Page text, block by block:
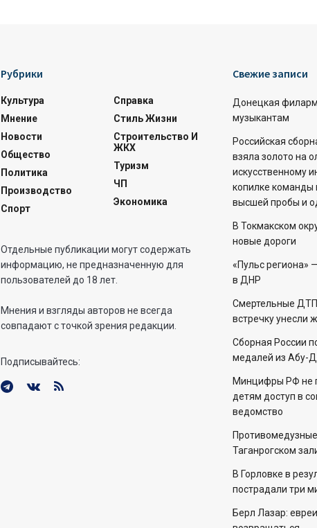
Рубрики
Культура
Мнение
Новости
Общество
Политика
Производство
Спорт
Справка
Стиль Жизни
Строительство И
ЖКХ
Туризм
ЧП
Экономика
Отдельные публикации могут содержать
информацию, не предназначенную для
пользователей до 18 лет.
Мнения и взгляды авторов не всегда
совпадают с точкой зрения редакции.
Подписывайтесь:
Свежие записи
Донецкая
музыкантам
Российская
взяла золото на
искусственному
копилке команды
высшей пробы и
В Токмакском
новые дороги
«Пульс региона»
в ДНР
Смертельные
встречку унесли
Сборная России
медалей из Абу-
Минцифры РФ не
детям доступ в
ведомство
Таганрогском
В Горловке в
пострадали три
Берл Лазар: